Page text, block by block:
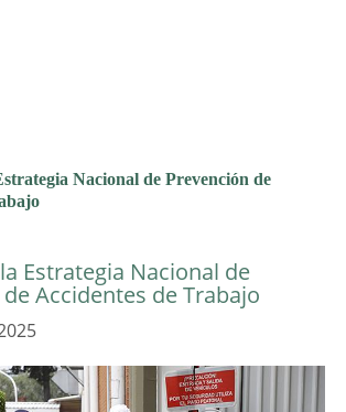
Nacional de Prevención de
Estrategia Nacional de
Accidentes de Trabajo